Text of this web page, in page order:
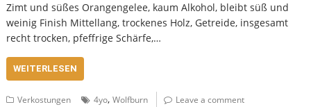
Zimt und süßes Orangengelee, kaum Alkohol, bleibt süß und
weinig Finish Mittellang, trockenes Holz, Getreide, insgesamt
recht trocken, pfeffrige Schärfe,…
WEITERLESEN
Verkostungen 4yo,Wolfburn Leave a comment